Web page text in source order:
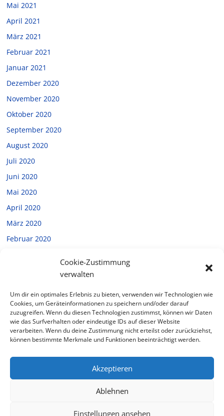
Cookie-Zustimmung
verwalten
Um dir ein optimales Erlebnis zu bieten, verwenden wir Technologien wie
Cookies, um Geräteinformationen zu speichern und/oder darauf
zuzugreifen. Wenn du diesen Technologien zustimmst, können wir Daten
wie das Surfverhalten oder eindeutige IDs auf dieser Website
verarbeiten. Wenn du deine Zustimmung nicht erteilst oder zurückziehst,
können bestimmte Merkmale und Funktionen beeinträchtigt werden.
Akzeptieren
Ablehnen
Einstellungen ansehen
Mai 2021
April 2021
März 2021
Februar 2021
Januar 2021
Dezember 2020
November 2020
Oktober 2020
September 2020
August 2020
Juli 2020
Juni 2020
Mai 2020
April 2020
März 2020
Februar 2020
Oktober 2019
September 2019
Juli 2019